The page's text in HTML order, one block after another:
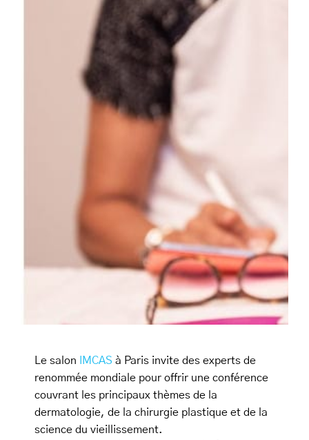
Le salon IMCAS à Paris invite des experts de
renommée mondiale pour offrir une conférence
couvrant les principaux thèmes de la
dermatologie, de la chirurgie plastique et de la
science du vieillissement.